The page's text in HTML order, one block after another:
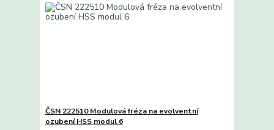
ČSN 222510 Modulová fréza na evolventní
ozubení HSS modul 6